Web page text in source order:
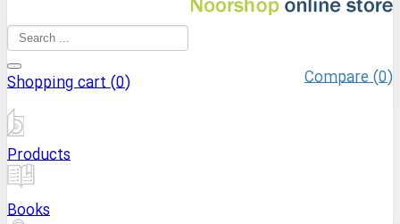
Shopping cart (0) Compare (0)
Products
Books